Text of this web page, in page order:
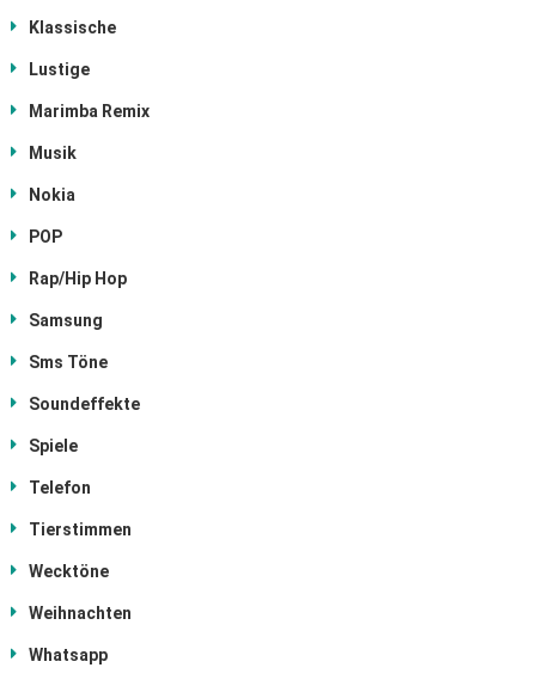
Klassische
Lustige
Marimba Remix
Musik
Nokia
POP
Rap/Hip Hop
Samsung
Sms Töne
Soundeffekte
Spiele
Telefon
Tierstimmen
Wecktöne
Weihnachten
Whatsapp